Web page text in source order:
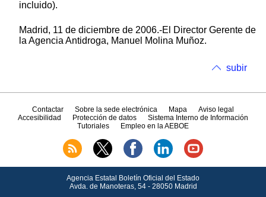
incluido).
Madrid, 11 de diciembre de 2006.-El Director Gerente de
la Agencia Antidroga, Manuel Molina Muñoz.
subir
Contactar Sobre la sede electrónica Mapa
Aviso legal
Accesibilidad
Protección de datos
Sistema Interno de Información
Tutoriales
Empleo en la AEBOE
Agencia Estatal Boletín Oficial del Estado
Avda. de Manoteras, 54 - 28050 Madrid